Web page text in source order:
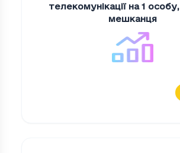
телекомунiкацiї на 1 особу,
мешканця